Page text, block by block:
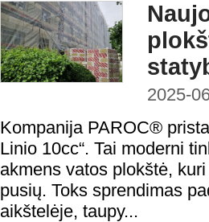
2025-
Kompanija PAROC®
Linio 10cc“. Tai moderni
akmens vatos plokštė,
pusių. Toks sprendimas
aikštelėje, taupy...